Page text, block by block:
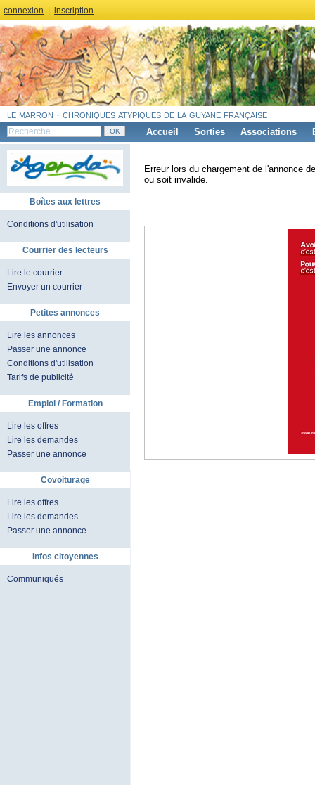
connexion inscription
le marron - chroniques atypiques de la guyane française
Accueil Sorties Associations
Boîtes aux lettres
Conditions d'utilisation
Courrier des lecteurs
Lire le courrier
Envoyer un courrier
Petites annonces
Lire les annonces
Passer une annonce
Conditions d'utilisation
Tarifs de publicité
Emploi / Formation
Lire les offres
Lire les demandes
Passer une annonce
Covoiturage
Lire les offres
Lire les demandes
Passer une annonce
Infos citoyennes
Communiqués
Erreur lors du chargement de l'annonce
ou soit invalide.